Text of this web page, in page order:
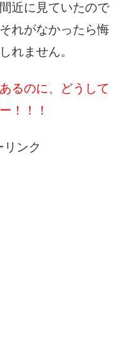
近に見ていたので
れがなかったら悔
れません。
るのに、どうして
！！！
リンク